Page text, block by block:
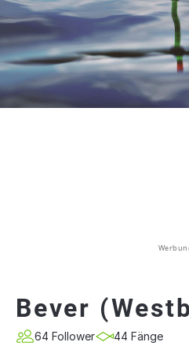
Bever
64 Follower 44 Fänge